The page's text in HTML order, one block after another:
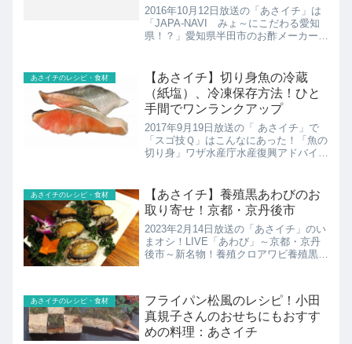
2016年10月12日放送の「あさイチ」は
「JAPA-NAVI みょ～にこだわる愛知
県！？」愛知県半田市のお酢メーカー
の作り方を紹介！
あさイチのレシピ・食材
【あさイチ】切り身魚の冷蔵
（紙塩）、冷凍保存方法！ひと
手間でワンランクアップ
2017年9月19日放送の「 あさイチ」で
「スゴ技Ｑ」はこんなにあった！「魚の
切り身」ワザ水産庁水産復興アドバイザ
あさイチのレシピ・食材
【あさイチ】養殖黒あわびのお
取り寄せ！京都・京丹後市
2023年2月14日放送の「あさイチ」のい
まオシ！LIVE「あわび」～京都・京丹
後市～新名物！養殖クロアワビ養殖黒あ
あさイチのレシピ・食材
フライパン松風のレシピ！小田
真規子さんのおせちにもおすす
めの料理：あさイチ